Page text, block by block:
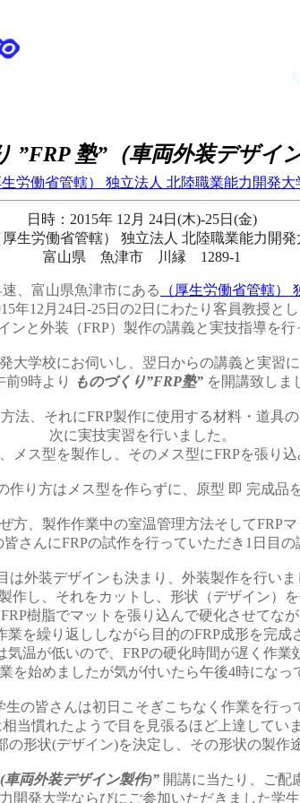
”FRP 塾”（車両外装デザイ
生労働省管轄） 独立法人 北陸職業能力開発大
日時： 2015年 12月 24日(木)-25日(金)
厚生労働省管轄） 独立法人 北陸職業能力開発
富山県 魚津市 川縁 1289-1
、富山県魚津市にある
（厚生労働省管轄）
年12月24日-25日の2日にわたり客員教授と
ンと外装（FRP）製作の講義と実技指導を行
大学校にお伺いし、翌日からの講義と実習
前9時より
ものづくり”FRP塾” を開講致しま
法、それにFRP製作に使用する材料・道具
次に実技実習を行いました。
メス型を製作し、そのメス型にFRPを張り
作り方はメス型を作らずに、原型 即 完成品
方、製作作業中の室温管理方法そしてFRP
さんにFRPの試作を行っていただき1日目の
は外装デザインも決まり、外装製作を行いま
作し、それをカットし、形状（デザイン）を
樹脂でマットを張り込んで硬化させてな
業を繰り返ししながら目的のFRP成形を完成
気温が低いので、FRPの硬化時間が遅く作業
を始めましたが気が付いたら午後4時になっ
の皆さんは初日こそぎこちなく作業を行っ
当慣れたようで目を見張るほど上達してい
形状(デザイン)を決定し、その形状の製作
(車両外装デザイン製作)” 開講に当たり、
ご配
開発大学ならびにご参加いただきました学生